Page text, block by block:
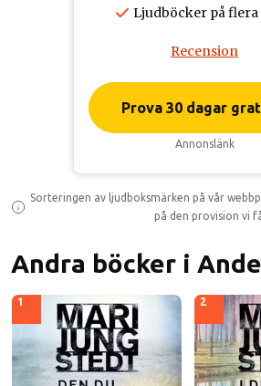
Ljudböcker på
Recension
Prova 30 dagar
Annonslänk
Sorteringen av ljudboksmärken på vår
på den provision vi
Andra böcker i
1 2